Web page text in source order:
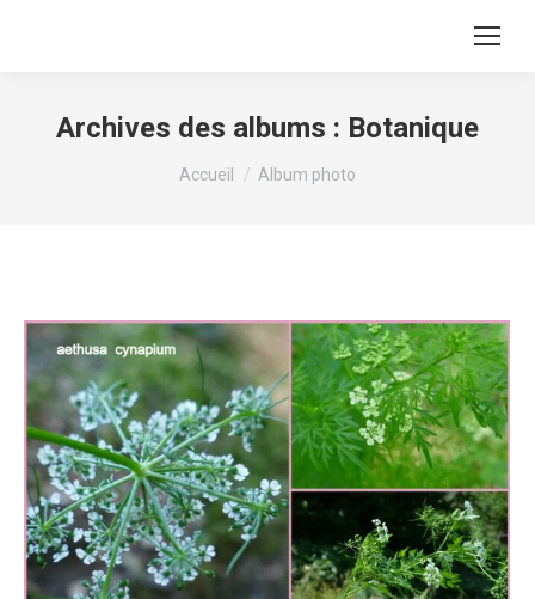
Archives des albums : Botanique
Vous êtes ici :
Accueil Album photo